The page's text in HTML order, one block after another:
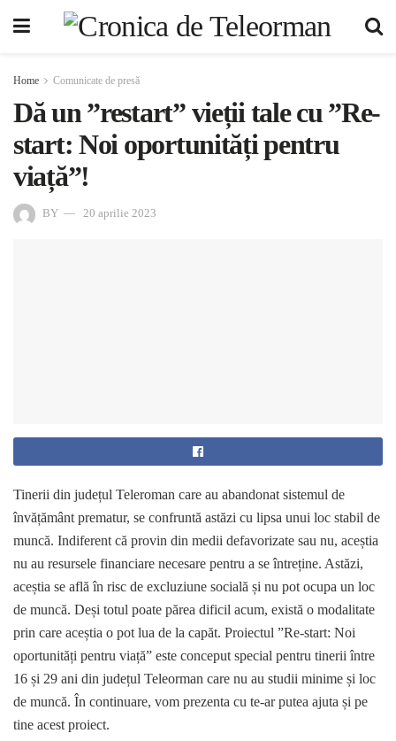
Home Comunicate de presă
Dă un ”restart” vieții tale cu ”Re-
start: Noi oportunități pentru
viață”!
BY 20 aprilie 2023
Tinerii din județul Teleroman care au abandonat sistemul de
învățământ prematur, se confruntă astăzi cu lipsa unui loc stabil de
muncă. Indiferent că provin din medii defavorizate sau nu, aceștia
nu au resursele financiare necesare pentru a se întreține. Astăzi,
aceștia se află în risc de excluziune socială și nu pot ocupa un loc
de muncă. Deși totul poate părea dificil acum, există o modalitate
prin care aceștia o pot lua de la capăt. Proiectul ”Re-start: Noi
oportunități pentru viață” este conceput special pentru tinerii între
16 și 29 ani din județul Teleorman care nu au studii minime și loc
de muncă. În continuare, vom prezenta cu te-ar putea ajuta și pe
tine acest proiect.